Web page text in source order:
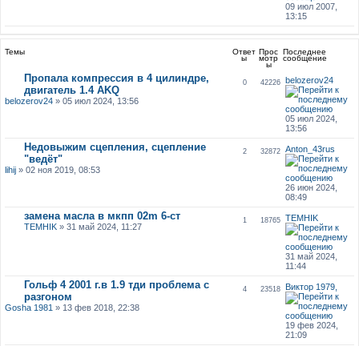
09 июл 2007,
13:15
Темы Ответ
ы
Прос
мотр
ы
Последнее
сообщение
Пропала компрессия в 4 цилиндре,
двигатель 1.4 AKQ
belozerov24» 05 июл 2024, 13:56
0 42226 belozerov24
05 июл 2024,
13:56
Недовыжим сцепления, сцепление
"ведёт"
lihij» 02 ноя 2019, 08:53
2 32872 Anton_43rus
26 июн 2024,
08:49
замена масла в мкпп 02m 6-ст
TEMHIK» 31 май 2024, 11:27
1 18765 TEMHIK
31 май 2024,
11:44
Гольф 4 2001 г.в 1.9 тди проблема с
разгоном
Gosha 1981 » 13 фев 2018, 22:38
4 23518 Виктор 1979,
19 фев 2024,
21:09